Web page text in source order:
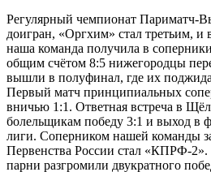
Регулярный чемпионат Париматч-
доигран, «Оргхим» стал третьим,
наша команда получила в
общим счётом 8:5 нижегородцы
вышли в полуфинал, где их
Первый матч принципиальных
вничью 1:1. Ответная встреча в
болельщикам победу 3:1 и выход в
лиги. Соперником нашей команды
Первенства России стал «КПРФ-
парни разгромили двукратного